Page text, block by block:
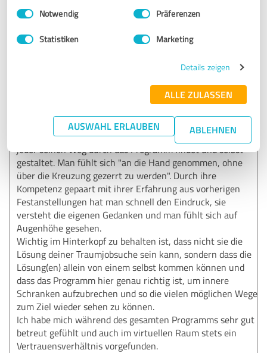
Impressum Datenschutzbestimmungen
Einwilligungsauswahl
Notwendig Präferenzen
Statistiken Marketing
Details zeigen
ALLE ZULASSEN
AUSWAHL ERLAUBEN ABLEHNEN
wie es ab jetzt für Dich weitergeht 🤩
Empfehlung
Luisa begleitet einen bei dem Programm
"Selbstneuerfinderin" und legt hohen Wert darauf, dass
jeder seinen Weg durch das Programm findet und selbst
gestaltet. Man fühlt sich "an die Hand genommen, ohne
über die Kreuzung gezerrt zu werden". Durch ihre
Kompetenz gepaart mit ihrer Erfahrung aus vorherigen
Festanstellungen hat man schnell den Eindruck, sie
versteht die eigenen Gedanken und man fühlt sich auf
Augenhöhe gesehen.
Wichtig im Hinterkopf zu behalten ist, dass nicht sie die
Lösung deiner Traumjobsuche sein kann, sondern dass die
Lösung(en) allein von einem selbst kommen können und
dass das Programm hier genau richtig ist, um innere
Schranken aufzubrechen und so die vielen möglichen Wege
zum Ziel wieder sehen zu können.
Ich habe mich während des gesamten Programms sehr gut
betreut gefühlt und auch im virtuellen Raum stets ein
Vertrauensverhältnis vorgefunden.